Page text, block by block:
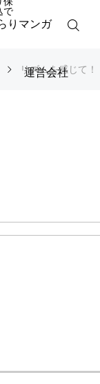
りマンガ
運営会社
リズムを感じて